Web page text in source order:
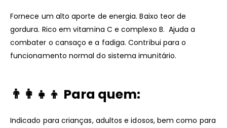
Fornece um alto aporte de energia. Baixo teor de
gordura. Rico em vitamina C e complexo B. Ajuda a
combater o cansaço e a fadiga. Contribui para o
funcionamento normal do sistema imunitário.
👨‍👩‍👧‍👦 Para quem:
Indicado para crianças, adultos e idosos, bem como para